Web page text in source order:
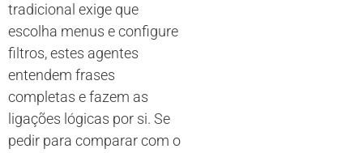
tradicional exige que
escolha menus e configure
filtros, estes agentes
entendem frases
completas e fazem as
ligações lógicas por si. Se
pedir para comparar com o